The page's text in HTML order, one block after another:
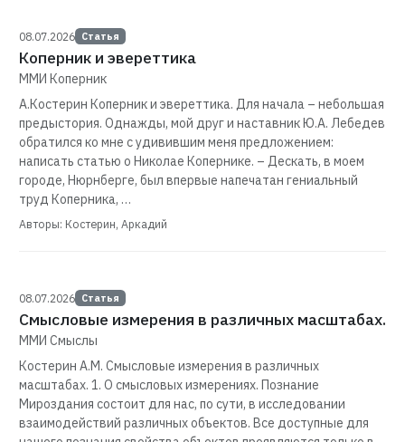
08.07.2026 Статья
Коперник и эвереттика
ММИ Коперник
А.Костерин Коперник и эвереттика. Для начала – небольшая
предыстория. Однажды, мой друг и наставник Ю.А. Лебедев
обратился ко мне с удивившим меня предложением:
написать статью о Николае Копернике. – Дескать, в моем
городе, Нюрнберге, был впервые напечатан гениальный
труд Коперника, …
Авторы: Костерин, Аркадий
08.07.2026 Статья
Смысловые измерения в различных масштабах.
ММИ Смыслы
Костерин А.М. Смысловые измерения в различных
масштабах. 1. О смысловых измерениях. Познание
Мироздания состоит для нас, по сути, в исследовании
взаимодействий различных объектов. Все доступные для